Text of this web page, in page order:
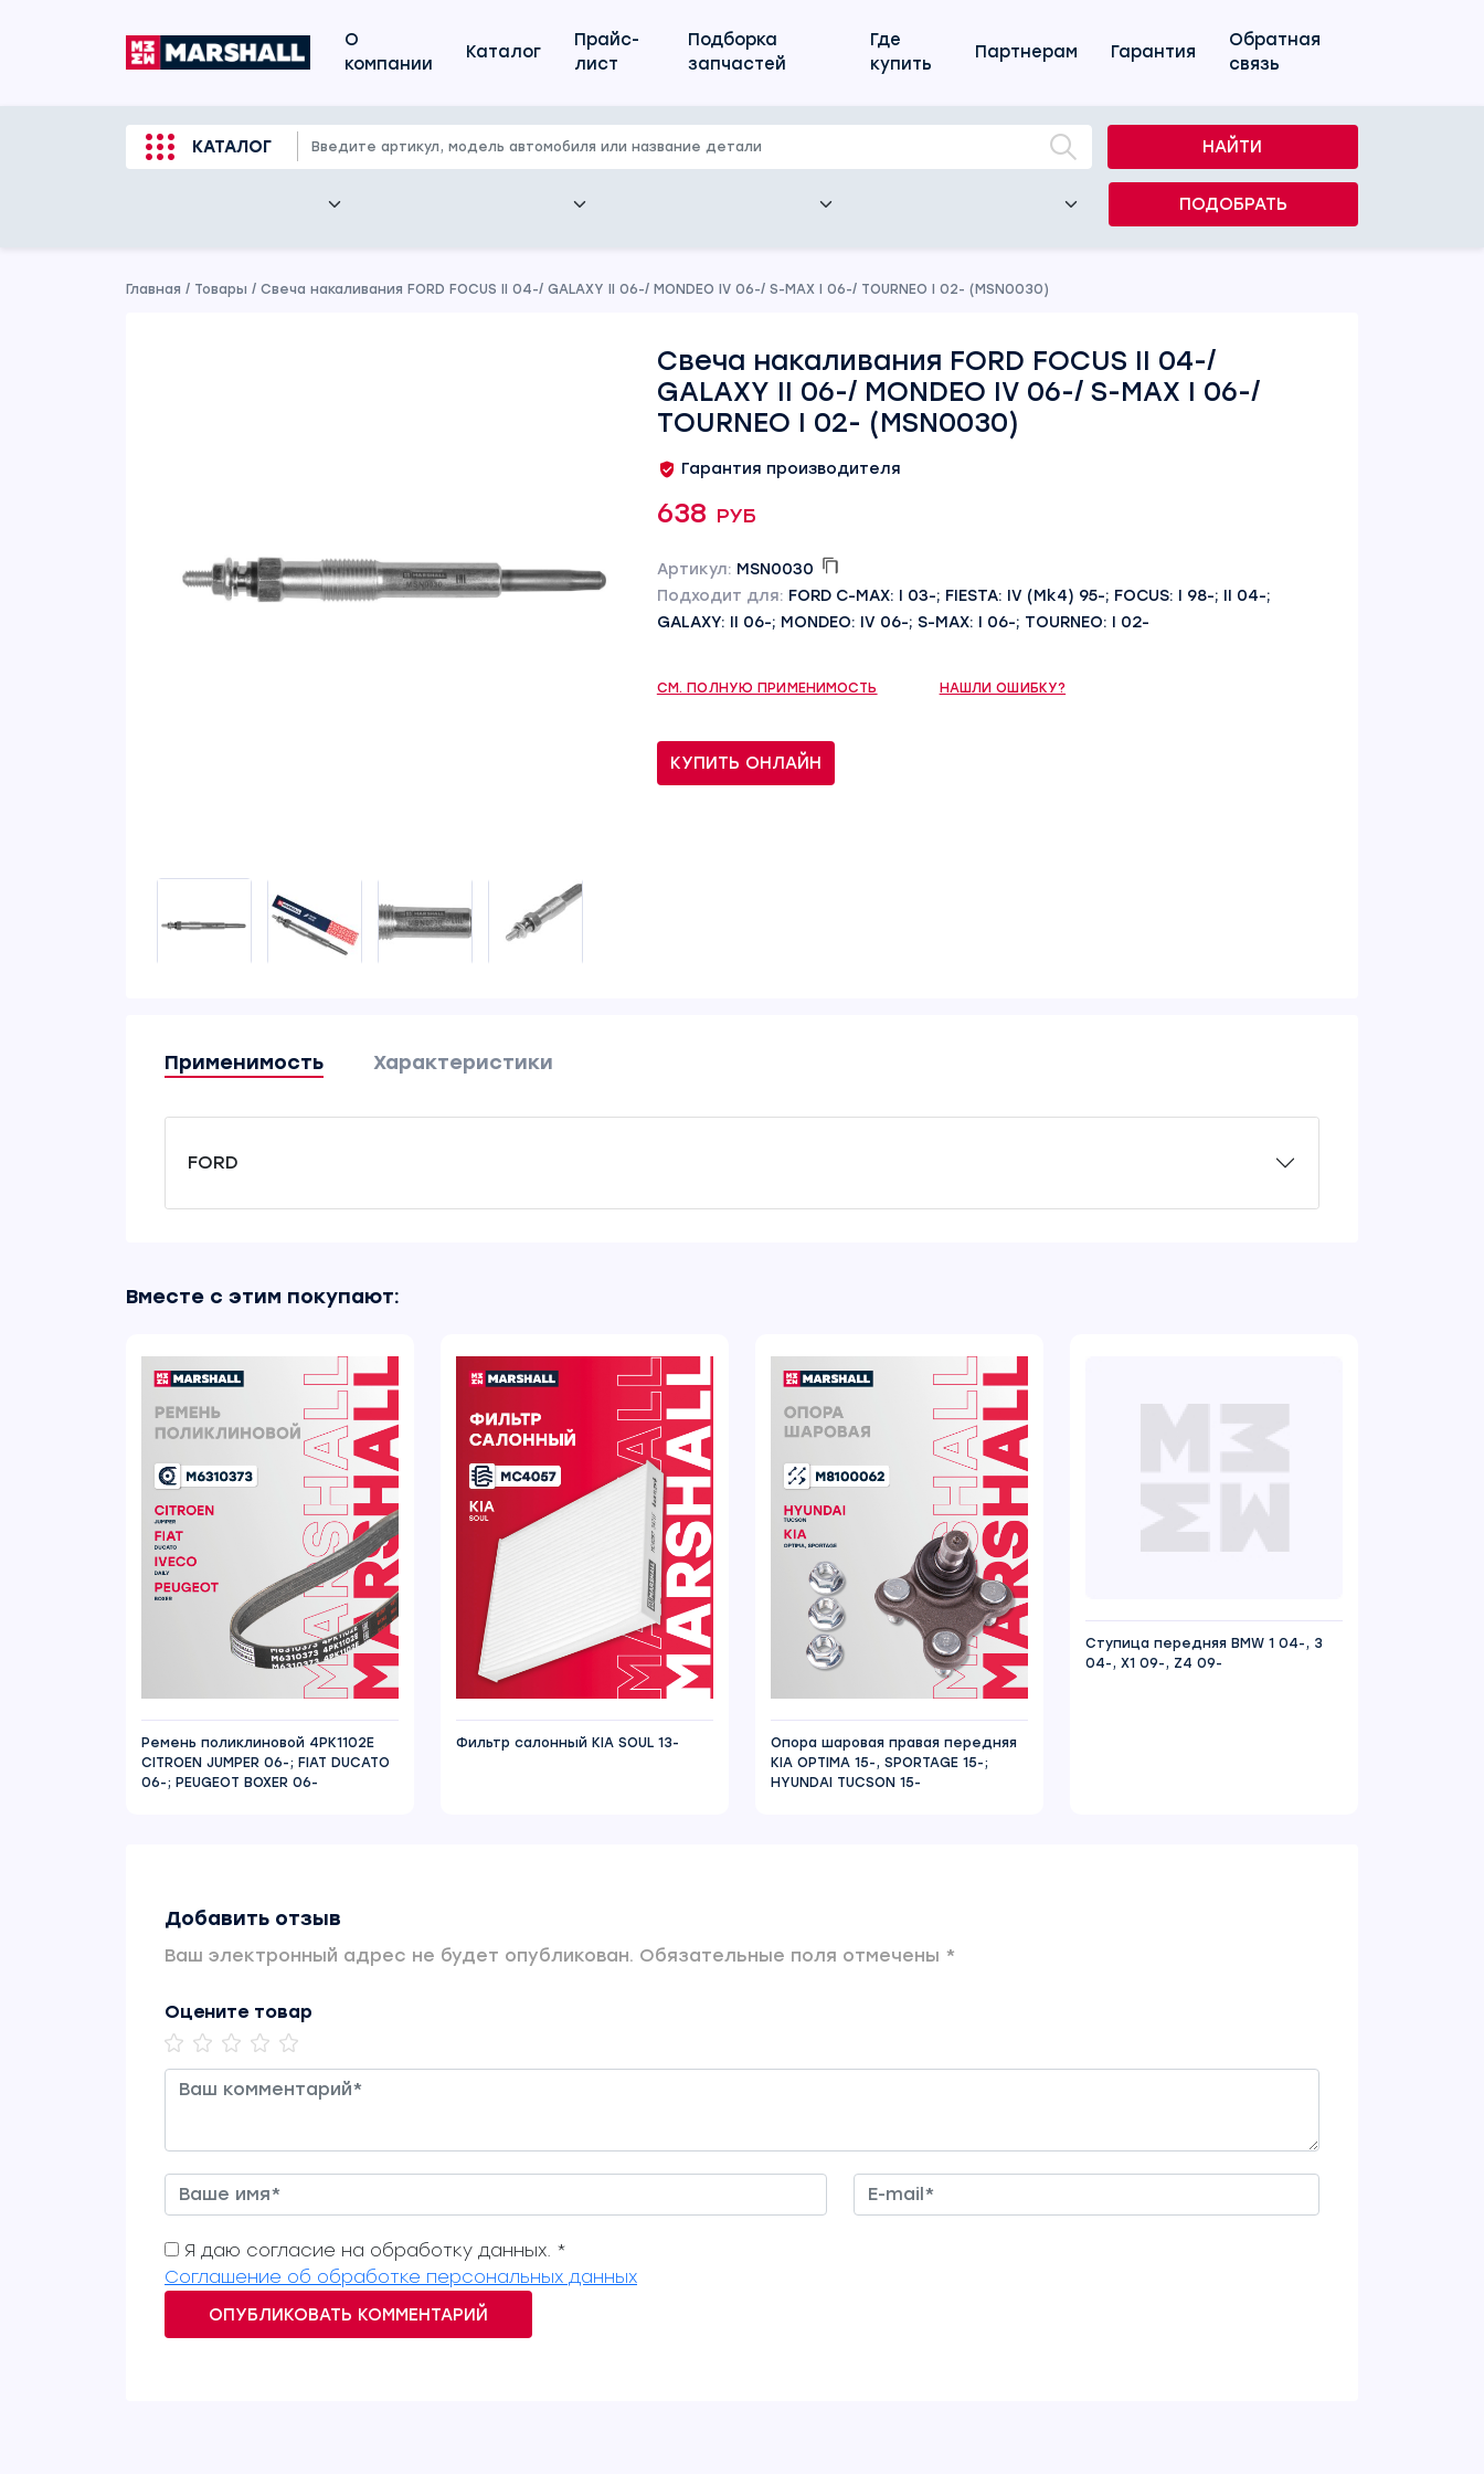
О
компании
Каталог
Прайс-
лист
Подборка
запчастей
Где
купить
Партнерам Гарантия
Обратная
связь
КАТАЛОГ НАЙТИ
ПОДОБРАТЬ
Главная / Товары / Свеча накаливания FORD FOCUS II 04-/ GALAXY II 06-/ MONDEO IV 06-/ S-MAX I 06-/ TOURNEO I 02- (MSN0030)
Свеча накаливания FORD FOCUS II 04-/
GALAXY II 06-/ MONDEO IV 06-/ S-MAX I 06-/
TOURNEO I 02- (MSN0030)
Гарантия производителя
638 руб
Артикул: MSN0030
Подходит для: FORD C-MAX: I 03-; FIESTA: IV (Mk4) 95-; FOCUS: I 98-; II 04-;
GALAXY: II 06-; MONDEO: IV 06-; S-MAX: I 06-; TOURNEO: I 02-
СМ. ПОЛНУЮ ПРИМЕНИМОСТЬ НАШЛИ ОШИБКУ?
КУПИТЬ ОНЛАЙН
Применимость Характеристики
FORD
Вместе с этим покупают:
Ремень поликлиновой 4PK1102E
CITROEN JUMPER 06-; FIAT DUCATO
06-; PEUGEOT BOXER 06-
Фильтр салонный KIA SOUL 13-
Опора шаровая правая передняя
KIA OPTIMA 15-, SPORTAGE 15-;
HYUNDAI TUCSON 15-
Ступица передняя BMW 1 04-, 3
04-, X1 09-, Z4 09-
Добавить отзыв
Ваш электронный адрес не будет опубликован. Обязательные поля отмечены *
Оцените товар
Я даю согласие на обработку данных. *
Соглашение об обработке персональных данных
ОПУБЛИКОВАТЬ КОММЕНТАРИЙ